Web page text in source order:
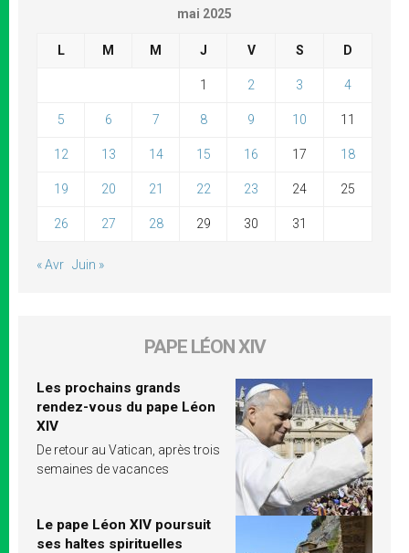
mai 2025
L M M J V S D
1 2 3 4
5 6 7 8 9 10 11
12 13 14 15 16 17 18
19 20 21 22 23 24 25
26 27 28 29 30 31
« Avr Juin »
PAPE LÉON XIV
Les prochains grands
rendez-vous du pape Léon
XIV
De retour au Vatican, après trois
semaines de vacances
Le pape Léon XIV poursuit
ses haltes spirituelles